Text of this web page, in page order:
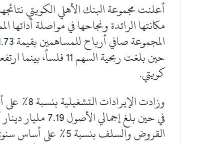
مكانتها الرائدة ونجاحها في مواصلة أدائها
كويتي.